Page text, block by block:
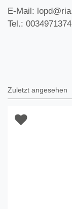
E-Mail:
Tel.:
Zuletzt angesehen